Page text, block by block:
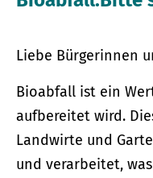
Liebe Bürgerinnen
Bioabfall ist ein
aufbereitet wird.
Landwirte und
und verarbeitet,